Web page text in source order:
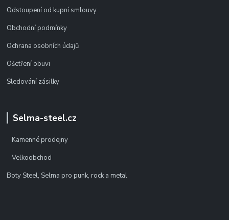
Odstoupení od kupní smlouvy
Obchodní podmínky
Ochrana osobních údajů
Ošetření obuvi
Sledování zásilky
Selma-steel.cz
Kamenné prodejny
Velkoobchod
Boty Steel, Selma pro punk, rock a metal